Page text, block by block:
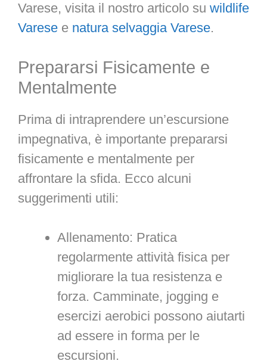
Varese, visita il nostro articolo su wildlife
Varese e natura selvaggia Varese.
Prepararsi Fisicamente e
Mentalmente
Prima di intraprendere un’escursione
impegnativa, è importante prepararsi
fisicamente e mentalmente per
affrontare la sfida. Ecco alcuni
suggerimenti utili:
Allenamento: Pratica
regolarmente attività fisica per
migliorare la tua resistenza e
forza. Camminate, jogging e
esercizi aerobici possono aiutarti
ad essere in forma per le
escursioni.